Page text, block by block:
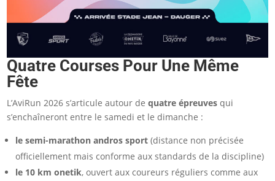
Quatre Courses Pour Une Même
Fête
L’AviRun 2026 s’articule autour dequatre épreuves qui
s’enchaîneront entre le samedi et le dimanche :
le semi-marathon andros sport (distance non précisée
officiellement mais conforme aux standards de la discipline)
le 10 km onetik, ouvert aux coureurs réguliers comme aux